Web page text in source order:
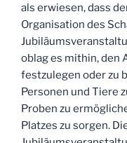
als erwiesen, dass
Organisation des
oblag es mithin, den
festzulegen oder zu
Personen und Tiere
Proben zu
Platzes zu sorgen.